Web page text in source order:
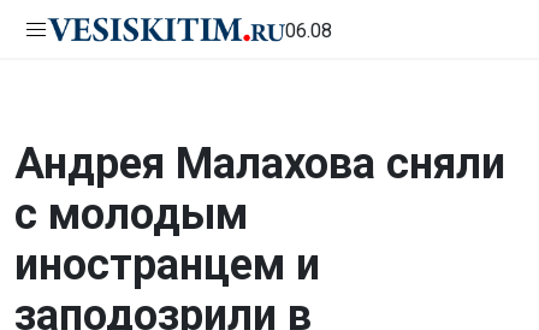
06.08
Андрея Малахова сняли
с молодым
иностранцем и
заподозрили в